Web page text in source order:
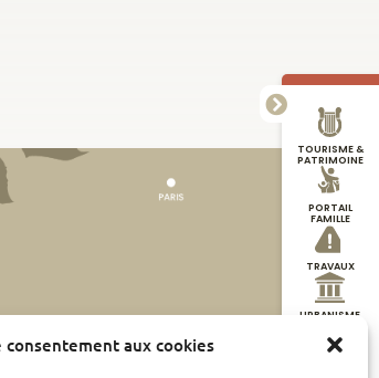
consentement aux cookies
TOURISME &
PATRIMOINE
PORTAIL
FAMILLE
TRAVAUX
URBANISME